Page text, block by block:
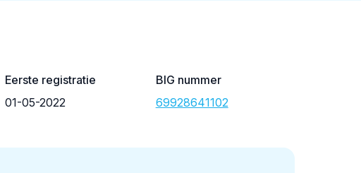
Eerste registratie
01-05-2022
BIG nummer
69928641102